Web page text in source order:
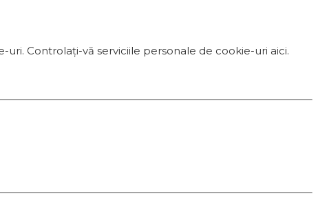
Controlați-vă serviciile personale de cookie-uri aici.